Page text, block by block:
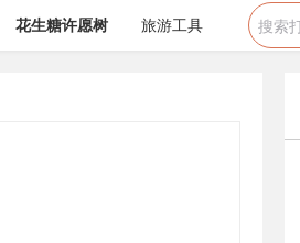
花生糖许愿树 旅游工具